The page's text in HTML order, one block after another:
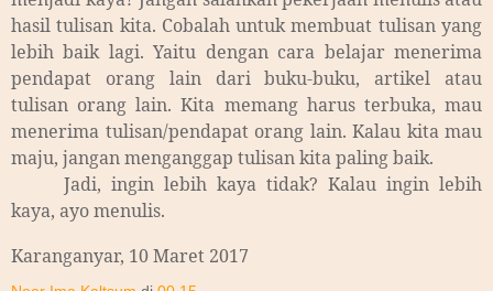
hasil tulisan kita. Cobalah untuk membuat tulisan yang
lebih baik lagi. Yaitu dengan cara belajar menerima
pendapat orang lain dari buku-buku, artikel atau
tulisan orang lain. Kita memang harus terbuka, mau
menerima tulisan/pendapat orang lain. Kalau kita mau
maju, jangan menganggap tulisan kita paling baik.
Jadi, ingin lebih kaya tidak? Kalau ingin lebih
kaya, ayo menulis.
Karanganyar, 10 Maret 2017